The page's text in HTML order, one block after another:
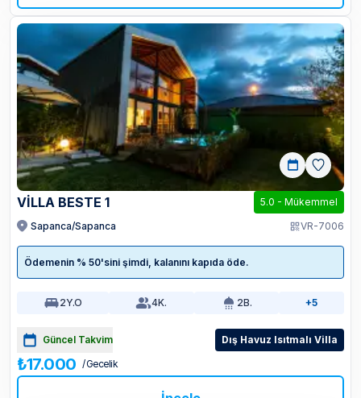
VILLA BESTE 1 5.0 - Mükemmel
Sapanca/Sapanca
VR-7006
Ödemenin % 50'sini şimdi, kalanını kapıda öde.
2Y.O 4K. 2B. +5
Güncel Takvim Dış Havuz Isıtmalı Villa
₺17.000 / Gecelik